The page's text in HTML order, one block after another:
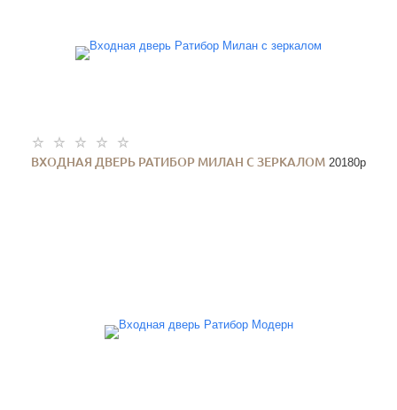
ВХОДНАЯ ДВЕРЬ РАТИБОР МИЛАН С ЗЕРКАЛОМ 20180p